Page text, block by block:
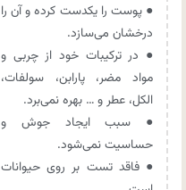
● پوست را یکدست کرده و آن را
درخشان می‌سازد.
● در ترکیبات خود از چربی و
مواد مضر، پارابن، سولفات،
الکل، عطر و … بهره نمی‌برد.
● سبب ایجاد جوش و
حساسیت نمی‌شود.
● فاقد تست بر روی حیوانات